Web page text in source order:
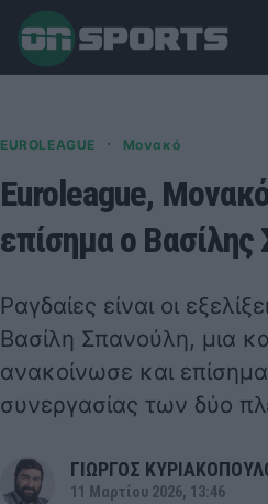
EUROLEAGUE · Μονακό
Euroleague,
επίσημα ο Βασίλης
Ραγδαίες είναι οι
Βασίλη Σπανούλη, μια
ανακοίνωσε και
συνεργασίας των δύο
ΓΙΩΡΓΟΣ
11 Μαρτίου 2026, 13:46